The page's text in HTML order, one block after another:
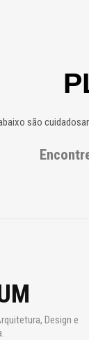
são
Design e